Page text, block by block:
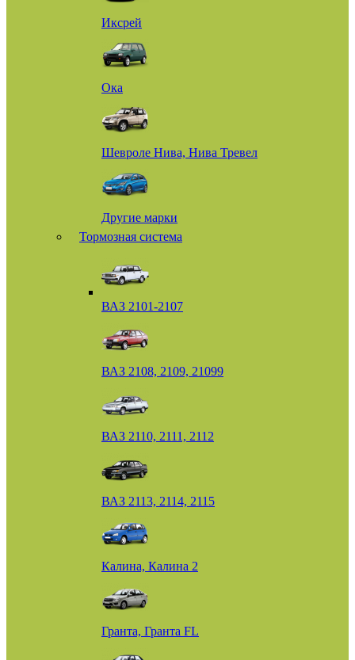
Иксрей
Ока
Шевроле Нива, Нива Тревел
Другие марки
Тормозная система
ВАЗ 2101-2107
ВАЗ 2108, 2109, 21099
ВАЗ 2110, 2111, 2112
ВАЗ 2113, 2114, 2115
Калина, Калина 2
Гранта, Гранта FL